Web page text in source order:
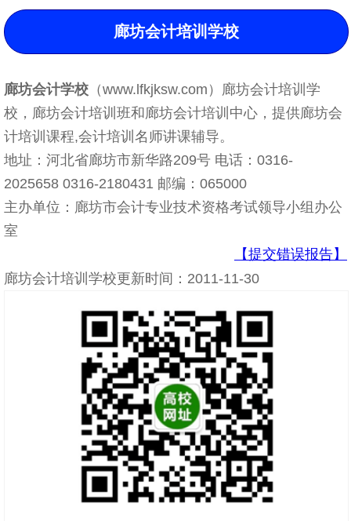
廊坊会计培训学校
廊坊会计学校 （www.lfkjksw.com）廊坊会计培训学
校，廊坊会计培训班和廊坊会计培训中心，提供廊坊会
计培训课程,会计培训名师讲课辅导。
地址：河北省廊坊市新华路209号 电话：0316-
2025658 0316-2180431 邮编：065000
主办单位：廊坊市会计专业技术资格考试领导小组办公
室
【提交错误报告】
廊坊会计培训学校更新时间：2011-11-30